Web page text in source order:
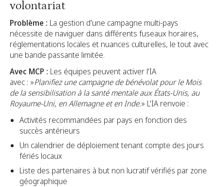
volontariat
Problème : La gestion d'une campagne multi-pays
nécessite de naviguer dans différents fuseaux horaires,
réglementations locales et nuances culturelles, le tout avec
une bande passante limitée.
Avec MCP : Les équipes peuvent activer l'IA
avec : »Planifiez une campagne de bénévolat pour le Mois
de la sensibilisation à la santé mentale aux États-Unis, au
Royaume-Uni, en Allemagne et en Inde.» L'IA renvoie :
Activités recommandées par pays en fonction des
succès antérieurs
Un calendrier de déploiement tenant compte des jours
fériés locaux
Liste des partenaires à but non lucratif vérifiés par zone
géographique